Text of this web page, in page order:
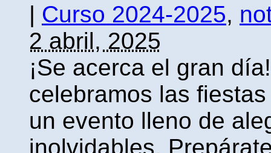
| Curso 2024-2025,
2 abril, 2025
¡Se acerca el gran
celebramos las
un evento lleno de
inolvidables.